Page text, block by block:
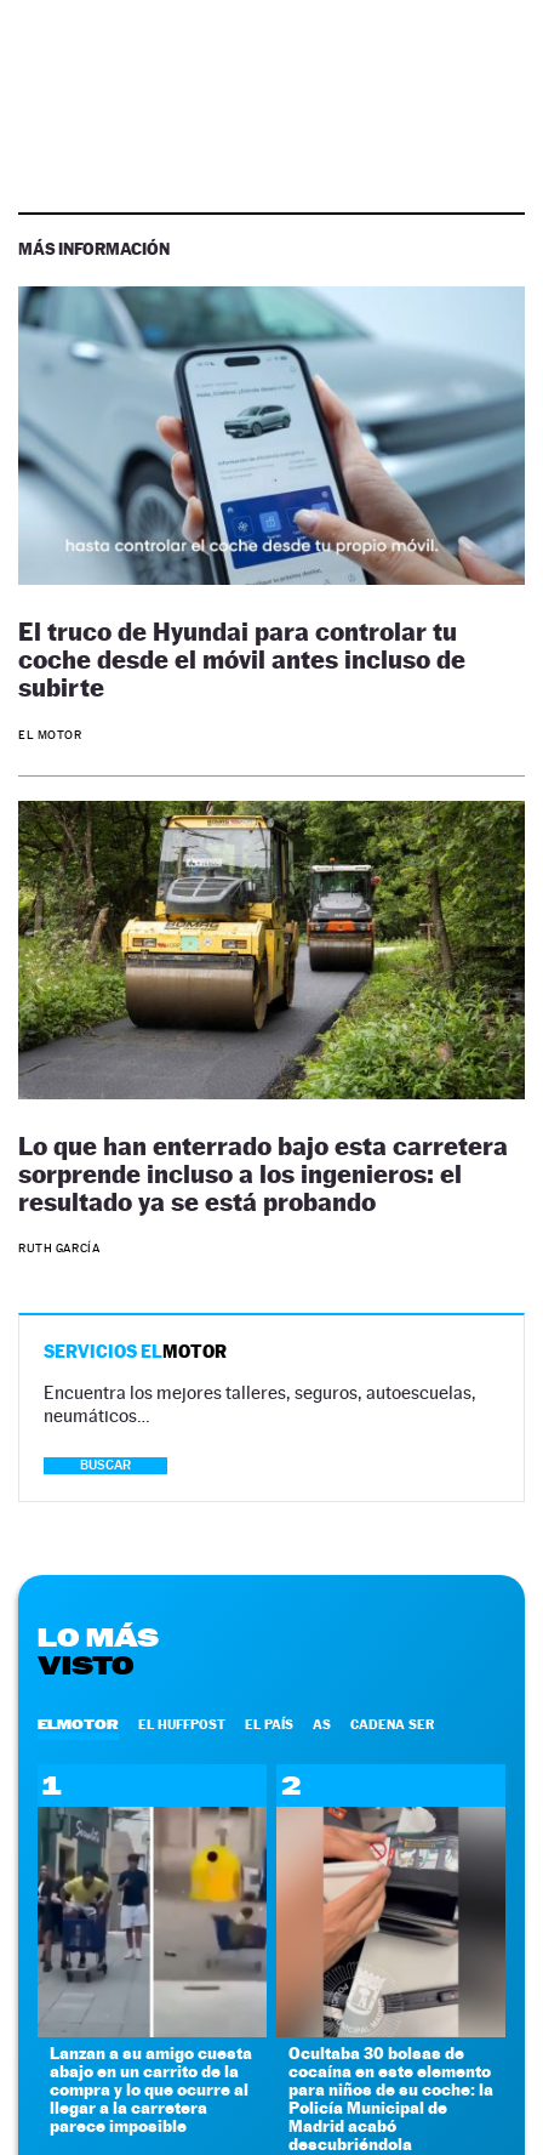
MÁS INFORMACIÓN
El truco de Hyundai para controlar tu
coche desde el móvil antes incluso de
subirte
EL MOTOR
Lo que han enterrado bajo esta carretera
sorprende incluso a los ingenieros: el
resultado ya se está probando
RUTH GARCÍA
SERVICIOS ELMOTOR
Encuentra los mejores talleres, seguros, autoescuelas,
neumáticos…
BUSCAR
LO MÁS
VISTO
ELMOTOR EL HUFFPOST EL PAÍS AS CADENA SER
1
Lanzan a su amigo cuesta
abajo en un carrito de la
compra y lo que ocurre al
llegar a la carretera
parece imposible
2
Ocultaba 30 bolsas de
cocaína en este elemento
para niños de su coche: la
Policía Municipal de
Madrid acabó
descubriéndola